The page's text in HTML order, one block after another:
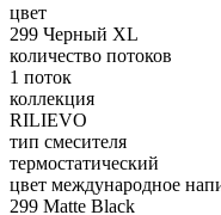
цвет
299 Черный XL
количество потоков
1 поток
коллекция
RILIEVO
тип смесителя
термостатический
цвет международное
299 Matte Black